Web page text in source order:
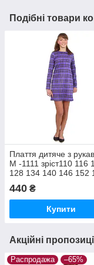
Подібні товари
Плаття дитяче з
М -1111 зріст110 116
128 134 140 146 152
440 ₴
Купити
Акційні
Распродажа –65%